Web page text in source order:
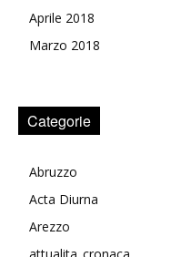
Aprile 2018
Marzo 2018
Categorie
Abruzzo
Acta Diurna
Arezzo
attualita_cronaca